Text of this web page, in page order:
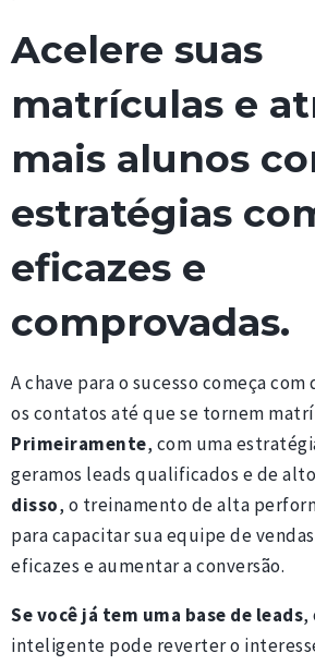
Acelere suas
matrículas e
mais alunos
estratégias
eficazes e
comprovadas.
A chave para o sucesso começa
os contatos até que se tornem
Primeiramente, com uma
geramos leads qualificados e de
disso, o treinamento de alta
para capacitar sua equipe de
eficazes e aumentar a conversão.
Se você já tem uma base de leads,
inteligente pode reverter o